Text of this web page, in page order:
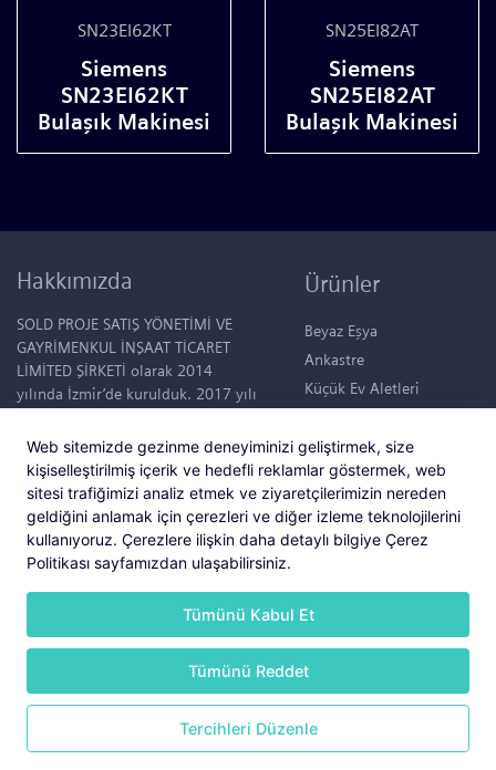
Web sitemizde gezinme deneyiminizi geliştirmek, size
kişiselleştirilmiş içerik ve hedefli reklamlar göstermek, web
sitesi trafiğimizi analiz etmek ve ziyaretçilerimizin nereden
geldiğini anlamak için çerezleri ve diğer izleme teknolojilerini
kullanıyoruz. Çerezlere ilişkin daha detaylı bilgiye Çerez
Politikası sayfamızdan ulaşabilirsiniz.
Tümünü Kabul Et
Tümünü Reddet
Tercihleri Düzenle
SN23EI62KT
Siemens
SN23EI62KT
Bulaşık Makinesi
SN25EI82AT
Siemens
SN25EI82AT
Bulaşık Makinesi
Hakkımızda
SOLD PROJE SATIŞ YÖNETİMİ VE
GAYRİMENKUL İNŞAAT TİCARET
LİMİTED ŞİRKETİ olarak 2014
yılında İzmir’de kurulduk. 2017 yılı
Hayatlar.” sloganıyla konut projesi
tasarlamaya başladık. Şuanda,
50.000 m2 büyüklüğünde devasa
bir bahçede tüm ihtiyaçları
düşünülmüş 95 konutluk bir yaşam
alanı içerisinde; “Hayat Foça”
www.hayatfoca.com sayfasında
görebilirsiniz.
Ürünler
Beyaz Eşya
Ankastre
Küçük Ev Aletleri
Su Sebilleri